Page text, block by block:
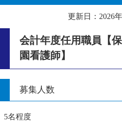
更新日：2026
会計年度任用職員【
園看護師】
募集人数
5名程度